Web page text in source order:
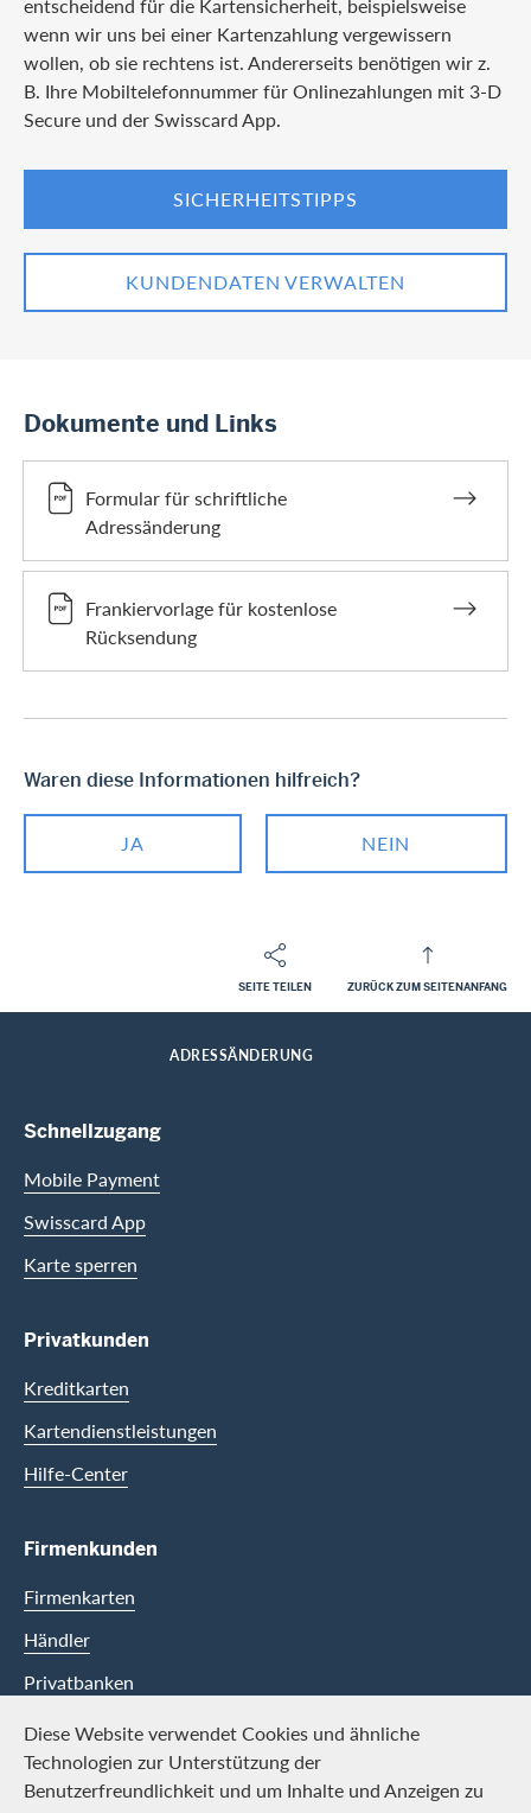
Diese Website verwendet Cookies und ähnliche
Technologien zur Unterstützung der
Benutzerfreundlichkeit und um Inhalte und Anzeigen zu
wenn wir uns bei einer Kartenzahlung vergewissern
wollen, ob sie rechtens ist. Andererseits benötigen wir z.
B. Ihre Mobiltelefonnummer für Onlinezahlungen mit 3-D
Secure und der Swisscard App.
SICHERHEITSTIPPS
KUNDENDATEN VERWALTEN
Dokumente und Links
Formular für schriftliche
Adressänderung
Frankiervorlage für kostenlose
Rücksendung
Waren diese Informationen hilfreich?
JA NEIN
SEITE TEILEN ZURÜCK ZUM SEITENANFANG
Footer
ADRESSÄNDERUNG
Footer Navigation
Schnellzugang
Mobile Payment
Swisscard App
Karte sperren
Privatkunden
Kreditkarten
Kartendienstleistungen
Hilfe-Center
Firmenkunden
Firmenkarten
Händler
Privatbanken
Swisscard
Karriere